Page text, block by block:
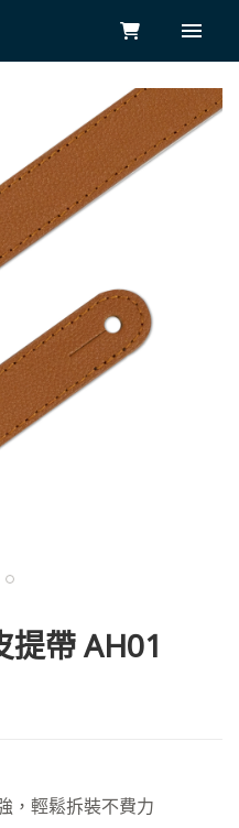
提帶 AH01
，輕鬆拆裝不費力